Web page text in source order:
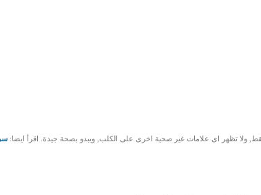
ولا تظهر اى علامات غير صحية اخرى على الكلب, ويبدو بصحة جيدة. اقرأ ايضا: